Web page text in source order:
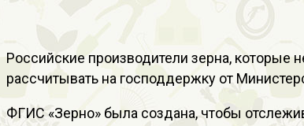
Российские производители зерна,
рассчитывать на господдержку от
ФГИС «Зерно» была создана, чтобы